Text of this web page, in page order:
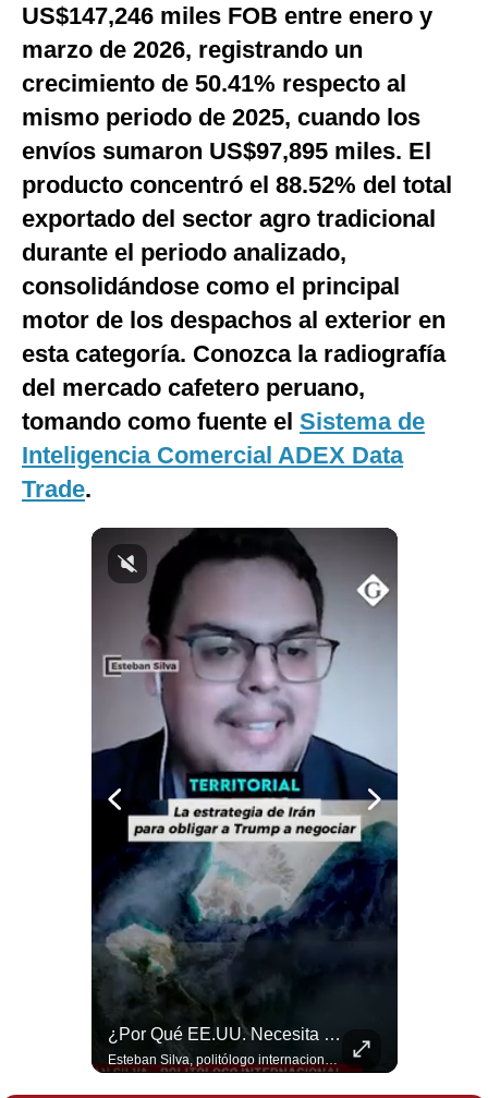
G de Gestión
Notas Contratadas
Gestión TV
Videos
Fotogalerías
gestion.pe
¿quiénes
Somos?
Términos
Y
US$147,246 miles FOB entre enero y
marzo de 2026, registrando un
crecimiento de 50.41% respecto al
mismo periodo de 2025, cuando los
envíos sumaron US$97,895 miles. El
producto concentró el 88.52% del total
exportado del sector agro tradicional
durante el periodo analizado,
consolidándose como el principal
motor de los despachos al exterior en
esta categoría. Conozca la radiografía
del mercado cafetero peruano,
tomando como fuente el Sistema de
Inteligencia Comercial ADEX Data
Trade.
¿Por Qué EE.UU. Necesita Desesperadamente Al Golfo? | Gestión Mundo